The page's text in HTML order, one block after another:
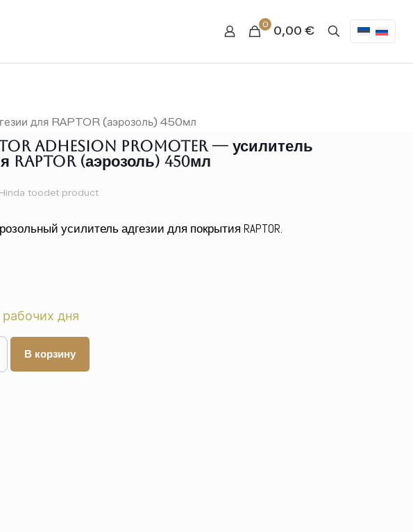
0 0,00 €
для RAPTOR (аэрозоль) 450мл
Adhesion Promoter — усилитель
RAPTOR (аэрозоль) 450мл
Hinda toodet product
усилитель адгезии для покрытия RAPTOR.
дня
В корзину